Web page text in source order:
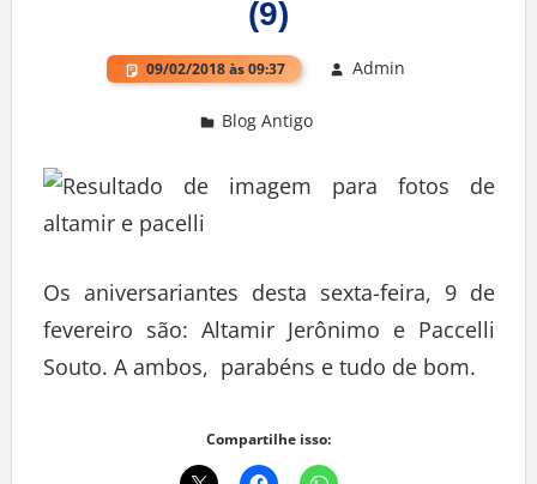
(9)
09/02/2018 às 09:37 Admin
Blog Antigo
Os aniversariantes desta sexta-feira, 9 de
fevereiro são: Altamir Jerônimo e Paccelli
Souto. A ambos, parabéns e tudo de bom.
Compartilhe isso: